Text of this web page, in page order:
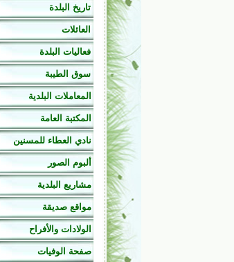
تاريخ البلدة
العائلات
فعاليات البلدة
سوق الطيبة
المعاملات البلدية
المكتبة العامة
نادي العطاء للمسنين
ألبوم الصور
مشاريع البلدية
مواقع صديقة
الولادات والأفراح
صفحة الوفيات